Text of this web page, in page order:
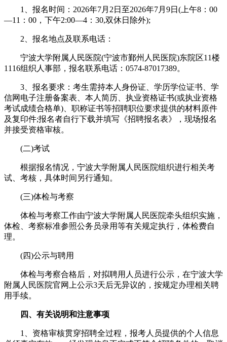
1、报名时间：2026年7月2日至2026年7月9日(上午8：00
—11：00，下午2:00—4：30,双休日除外);
2、报名地点及联系电话：
宁波大学附属人民医院(宁波市鄞州人民医院)东院区11楼
1116组织人事部，报名联系电话：0574-87017389。
3、报名要求：考生需持本人身份证、学历学位证书、学
信网电子注册备案表、本人简历、执业资格证书(或执业资格
考试成绩合格单)、职称证书等招聘职位要求提供的材料原件
及复印件;报名者自行下载并填写《招聘报名表》，现场报名
并接受资格审核。
(二)考试
根据报名情况，宁波大学附属人民医院组织进行相关考
试、考核，具体时间另行通知。
(三)体检与考察
体检与考察工作由宁波大学附属人民医院牵头组织实施，
体检、考察标准参照公务员录用等有关规定执行，体检费自
理。
(四)公示与聘用
体检与考察合格后，对拟聘用人员进行公示，在宁波大学
附属人民医院官网上公示3天后无异议的，按规定办理相关聘
用手续。
四、有关说明和注意事项
1、资格审核贯穿招聘全过程，报考人员提供的个人信息